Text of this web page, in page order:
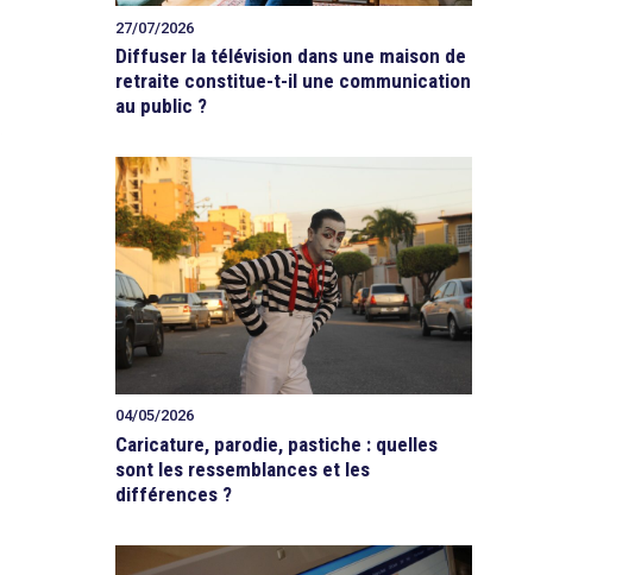
27/07/2026
Diffuser la télévision dans une maison de
retraite constitue-t-il une communication
au public ?
04/05/2026
Caricature, parodie, pastiche : quelles
sont les ressemblances et les
différences ?